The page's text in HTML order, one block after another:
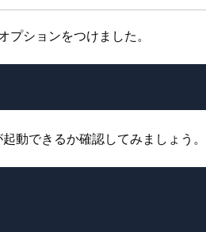
プションをつけました。
動できるか確認してみましょう。